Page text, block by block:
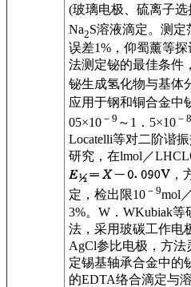
(玻璃电极、硫离子
Na2S溶液滴定。测定
误差1%，仰蜀薰等
法测定铋的最佳条件
铋生成氢化物与基体
应用于钢和铜合金中
05×10 －9 ～1．5×10 －8
Locatelli等对二阶谐
研究，在lmol／
，
定，检出限10 －9mol
3%。W．WKubiak
法，采用玻碳工作电
AgCl参比电极，方法
定锡基轴承合金中的
的EDTA络合滴定与